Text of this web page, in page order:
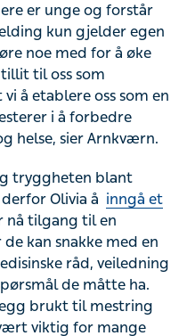
er unge og forstår
kun gjelder egen
noe med for å øke
til oss som
å etablere oss som en
i å forbedre
helse, sier Arnkværn.
tryggheten blant
Olivia å inngå et
nå tilgang til en
kan snakke med en
råd, veiledning
de måtte ha.
brukt til mestring
viktig for mange